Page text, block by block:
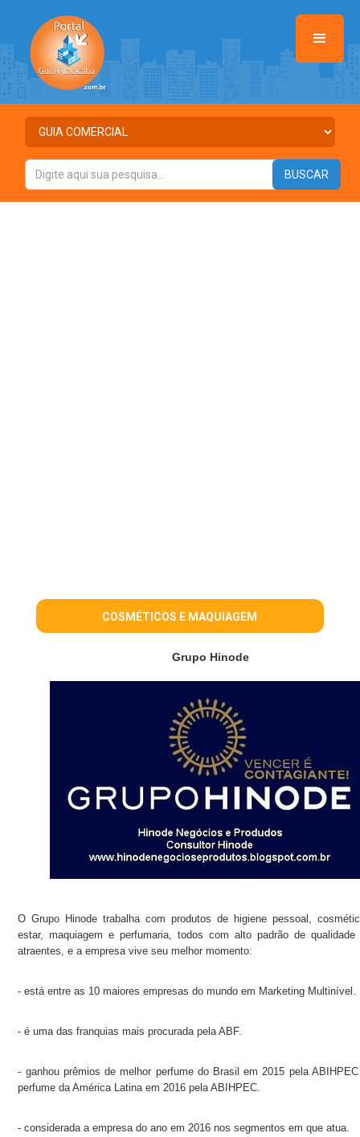
COSMÉTICOS E MAQUIAGEM
Grupo Hinode
O Grupo Hinode trabalha com produtos de higiene pessoal,
estar, maquiagem e perfumaria, todos com alto padrão de
atraentes, e a empresa vive seu melhor momento:
- está entre as 10 maiores empresas do mundo em Marketing Multinível.
- é uma das franquias mais procurada pela ABF.
- ganhou prêmios de melhor perfume do Brasil em 2015 pela
perfume da América Latina em 2016 pela ABIHPEC.
- considerada a empresa do ano em 2016 nos segmentos em que atua.